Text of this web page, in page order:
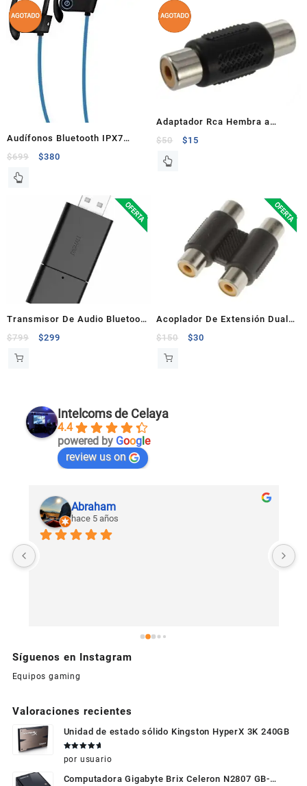
Audífonos Bluetooth IPX7
Resistente al agua/ sudor,
Cancelación de Ruido Azul
$699 $380
Adaptador Rca Hembra a
Hembra
$50 $15
Transmisor De Audio Bluetooth
USB
$799 $299
Acoplador De Extensión Dual
Femenino a Femenino Av RCA
$150 $30
Intelcoms de Celaya
4.4
powered by Google
review us on
Abraham
hace 5 años
Síguenos en Instagram
Equipos gaming
Valoraciones recientes
Unidad de estado sólido Kingston HyperX 3K 240GB
en5 de 5
por usuario
Computadora Gigabyte Brix Celeron N2807 GB-